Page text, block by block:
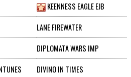
KEENNESS EAGLE EJB
LANE FIREWATER
DIPLOMATA WARS IMP
DIVINO IN TIMES